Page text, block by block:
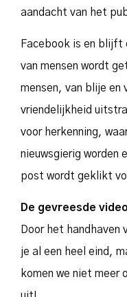
aandacht van het
Facebook is en blijft
van mensen wordt
mensen, van blije en
vriendelijkheid
voor herkenning,
nieuwsgierig worden
post wordt geklikt
De gevreesde
Door het handhaven
je al een heel eind,
komen we niet meer